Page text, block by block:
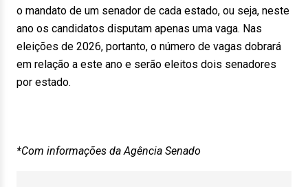
o mandato de um senador de cada estado, ou seja, neste
ano os candidatos disputam apenas uma vaga. Nas
eleições de 2026, portanto, o número de vagas dobrará
em relação a este ano e serão eleitos dois senadores
por estado.
*Com informações da Agência Senado